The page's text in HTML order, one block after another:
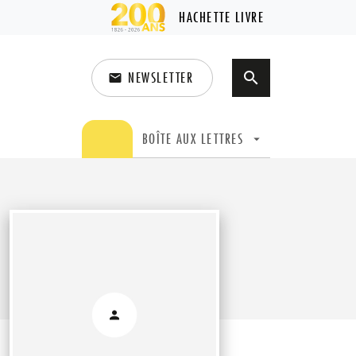
HACHETTE LIVRE
email NEWSLETTER search
BOÎTE AUX LETTRES arrow_drop_down